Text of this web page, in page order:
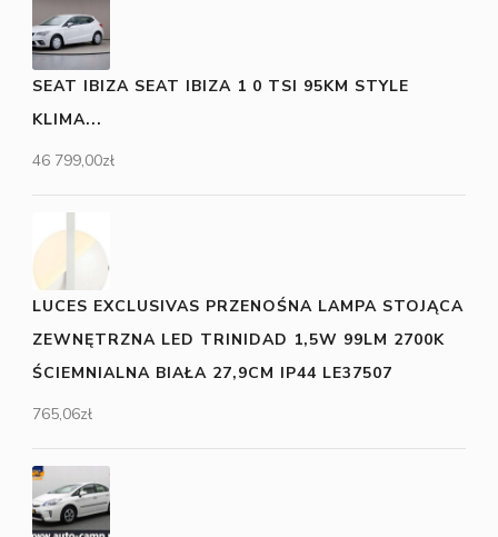
SEAT IBIZA SEAT IBIZA 1 0 TSI 95KM STYLE
KLIMA...
46 799,00zł
LUCES EXCLUSIVAS PRZENOŚNA LAMPA STOJĄCA
ZEWNĘTRZNA LED TRINIDAD 1,5W 99LM 2700K
ŚCIEMNIALNA BIAŁA 27,9CM IP44 LE37507
765,06zł